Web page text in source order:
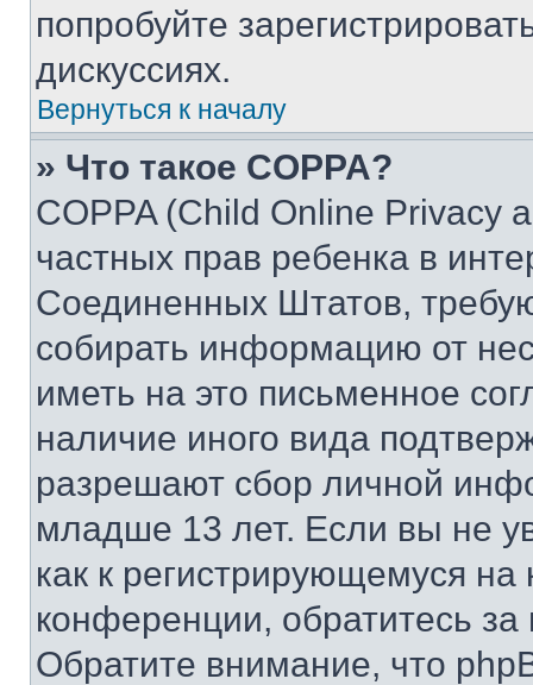
попробуйте
дискуссиях.
Вернуться к началу
» Что такое COPPA?
COPPA (Child Online Privacy
частных прав ребенка в
Соединенных Штатов,
собирать информацию от
иметь на это письменное
наличие иного вида
разрешают сбор личной
младше 13 лет. Если вы не
как к регистрирующемуся
конференции, обратитесь
Обратите внимание, что